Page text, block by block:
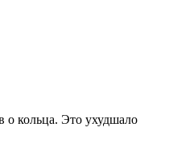
о кольца. Это ухудшало